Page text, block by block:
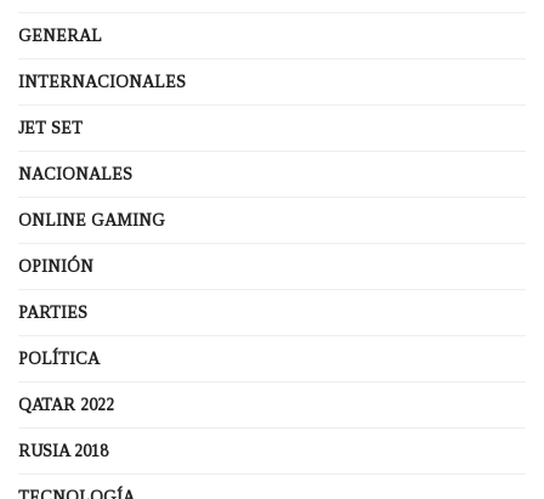
GENERAL
INTERNACIONALES
JET SET
NACIONALES
ONLINE GAMING
OPINIÓN
PARTIES
POLÍTICA
QATAR 2022
RUSIA 2018